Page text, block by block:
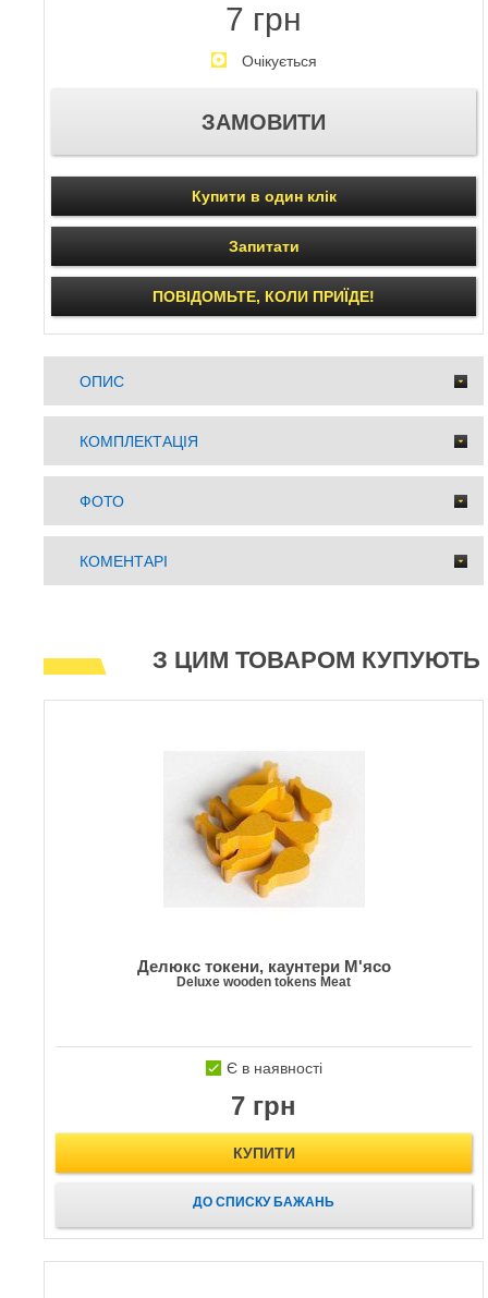
7 грн
Очікується
Купити в один клік
Запитати
ПОВІДОМЬТЕ, КОЛИ ПРИЇДЕ!
ОПИС
КОМПЛЕКТАЦІЯ
ФОТО
КОМЕНТАРІ
З ЦИМ ТОВАРОМ КУПУЮТЬ
Делюкс токени, каунтери М'ясо
Deluxe wooden tokens Meat
Є в наявності
7 грн
КУПИТИ
ДО СПИСКУ БАЖАНЬ